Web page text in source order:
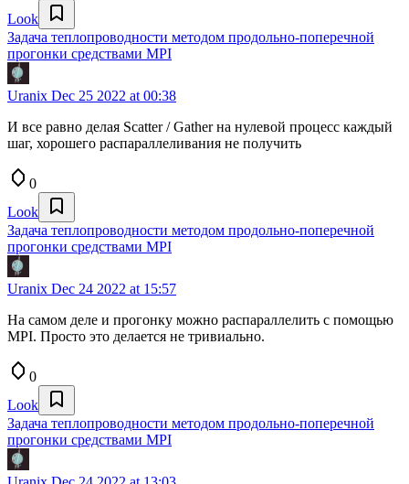
Look
Задача теплопроводности методом продольно-поперечной
прогонки средствами MPI
Uranix Dec 25 2022 at 00:38
И все равно делая Scatter / Gather на нулевой процесс каждый
шаг, хорошего распараллеливания не получить
0
Look
Задача теплопроводности методом продольно-поперечной
прогонки средствами MPI
Uranix Dec 24 2022 at 15:57
На самом деле и прогонку можно распараллелить с помощью
MPI. Просто это делается не тривиально.
0
Look
Задача теплопроводности методом продольно-поперечной
прогонки средствами MPI